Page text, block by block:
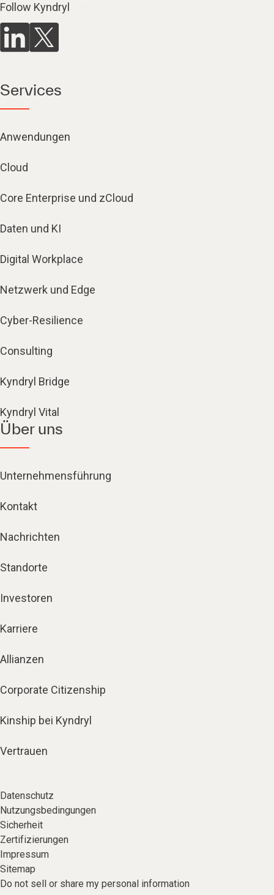
Follow Kyndryl
Services
Anwendungen
Cloud
Core Enterprise und zCloud
Daten und KI
Digital Workplace
Netzwerk und Edge
Cyber-Resilience
Consulting
Kyndryl Bridge
Kyndryl Vital
Über uns
Unternehmensführung
Kontakt
Nachrichten
Standorte
Investoren
Karriere
Allianzen
Corporate Citizenship
Kinship bei Kyndryl
Vertrauen
Datenschutz
Nutzungsbedingungen
Sicherheit
Zertifizierungen
Impressum
Sitemap
Do not sell or share my personal information